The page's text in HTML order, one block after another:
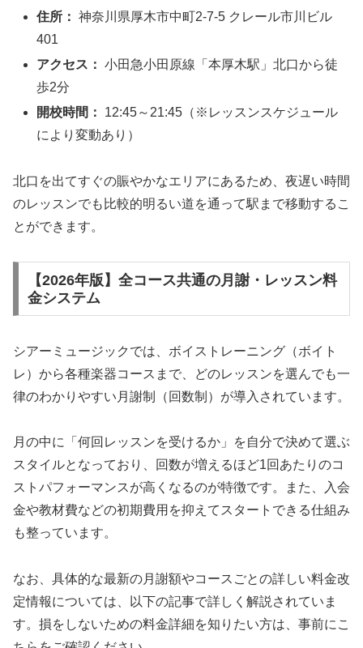
住所： 神奈川県厚木市中町2-7-5 クレール市川ビル
401
アクセス： 小田急小田原線「本厚木駅」北口から徒
歩2分
開校時間：
12:45～21:45（※レッスンスケジュール
により変動あり）
北口を出てすぐの賑やかなエリアにあるため、夜遅い時間
のレッスンでも比較的明るい道を通って駅まで移動するこ
とができます。
【2026年版】全コース共通の月謝・レッスン料
金システム
シアーミュージックでは、ボイストレーニング（ボイト
レ）から各種楽器コースまで、どのレッスンを選んでも一
律のわかりやすい月謝制（回数制）が導入されています。
月の中に「何回レッスンを受けるか」を自分で決めて選ぶ
スタイルとなっており、回数が増えるほど1回あたりのコ
ストパフォーマンスが高くなるのが特徴です。また、入会
金や教材費などの初期費用を抑えてスタートできる仕組み
も整っています。
なお、具体的な最新の月謝額やコースごとの詳しい料金改
定情報については、以下の記事で詳しく解説されていま
す。損をしないための料金詳細を知りたい方は、事前にこ